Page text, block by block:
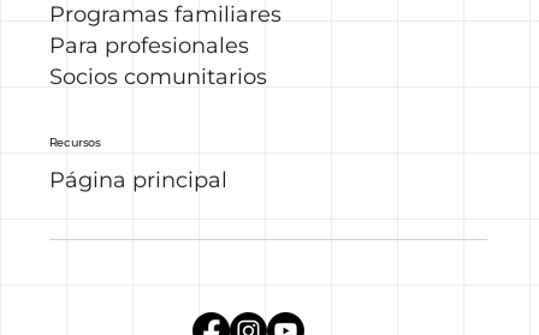
Programas familiares
Para profesionales
Socios comunitarios
Página principal
Recursos